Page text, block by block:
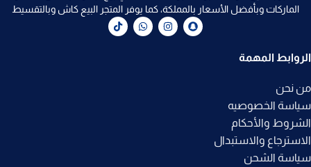
الماركات وبأفضل الأسعار بالمملكة، كما يوفر المتجر البيع كاش وبالتقسيط
الروابط المهمة
من نحن
سياسة الخصوصيه
الشروط والأحكام
الاسترجاع والاستبدال
سياسة الشحن